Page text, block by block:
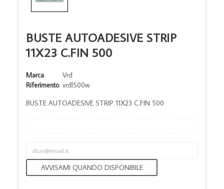
BUSTE AUTOADESIVE STRIP
11X23 C.FIN 500
Marca
Vrd
Riferimento vrdl500w
BUSTE AUTOADESIVE STRIP 11X23 C.FIN 500
AVVISAMI QUANDO DISPONIBILE